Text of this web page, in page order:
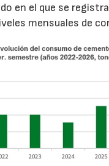
en el que se
mensuales de